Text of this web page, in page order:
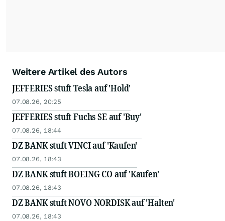
Weitere Artikel des Autors
JEFFERIES stuft Tesla auf 'Hold'
07.08.26, 20:25
JEFFERIES stuft Fuchs SE auf 'Buy'
07.08.26, 18:44
DZ BANK stuft VINCI auf 'Kaufen'
07.08.26, 18:43
DZ BANK stuft BOEING CO auf 'Kaufen'
07.08.26, 18:43
DZ BANK stuft NOVO NORDISK auf 'Halten'
07.08.26, 18:43